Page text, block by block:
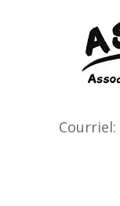
Courriel: